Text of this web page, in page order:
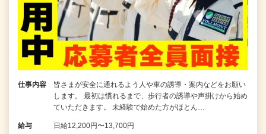
仕事内容
皆さまが安全に通れるよう人や車の誘導・案内などをお願い
します。 最初は慣れるまで、歩行者の誘導や声掛けから始め
ていただきます。 未経験で始めた方がほとん…
給与 日給12,200円〜13,700円